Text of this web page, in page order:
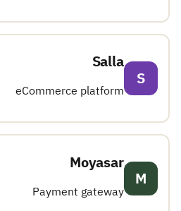
S
Salla
eCommerce platform
M
Moyasar
Payment gateway